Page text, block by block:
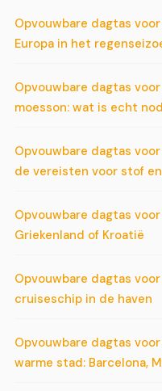
Opvouwbare dagtas
Europa in het
Opvouwbare dagtas
moesson: wat is echt
Opvouwbare dagtas
de vereisten voor stof
Opvouwbare dagtas
Griekenland of Kroatië
Opvouwbare dagtas
cruiseschip in de haven
Opvouwbare dagtas
warme stad: Barcelona,